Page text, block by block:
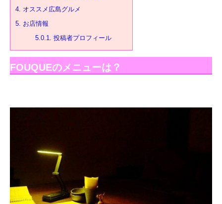
4. オススメ広島グルメ
5. お店情報
5.0.1. 投稿者プロフィール
FOUQUEのメニューは？